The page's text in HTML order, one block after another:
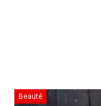
Beauté